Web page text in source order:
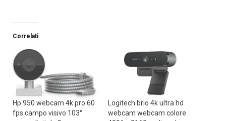
Correlati
Hp 950 webcam 4k pro 60
fps campo visivo 103°
Logitech brio 4k ultra hd
webcam webcam colore